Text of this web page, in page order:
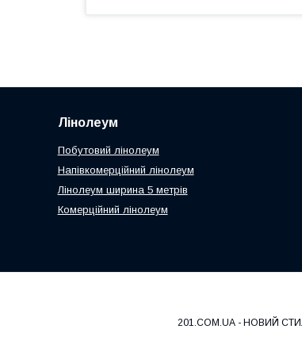
Лінолеум
Побутовий лінолеум
Напівкомерційний лінолеум
Лінолеум ширина 5 метрів
Комерційний лінолеум